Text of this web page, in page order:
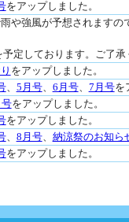
をアップしました。
や強風が予想されます
ます。ご了承く
をアップしました。
、 5月号、 6月号、 7月号を
号をアップしました。
をアップしました。
、 8月号、 納涼祭のお知ら
をアップしました。